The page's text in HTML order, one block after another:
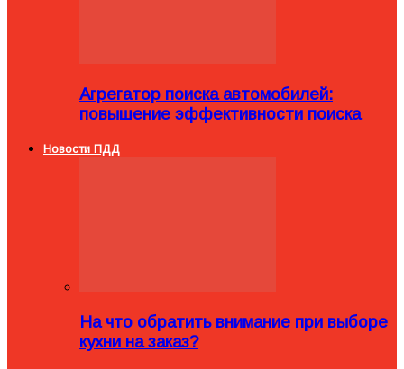
Агрегатор поиска автомобилей:
повышение эффективности поиска
Новости ПДД
На что обратить внимание при выборе
кухни на заказ?